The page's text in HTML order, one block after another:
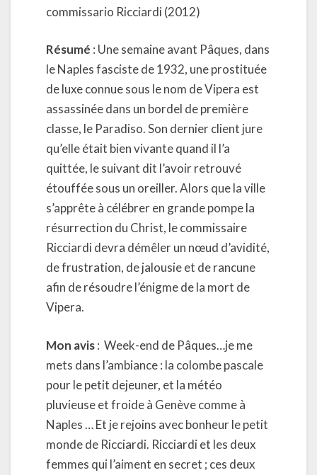
commissario Ricciardi (2012)
Résumé : Une semaine avant Pâques, dans
le Naples fasciste de 1932, une prostituée
de luxe connue sous le nom de Vipera est
assassinée dans un bordel de première
classe, le Paradiso. Son dernier client jure
qu’elle était bien vivante quand il l’a
quittée, le suivant dit l’avoir retrouvé
étouffée sous un oreiller. Alors que la ville
s’apprête à célébrer en grande pompe la
résurrection du Christ, le commissaire
Ricciardi devra démêler un nœud d’avidité,
de frustration, de jalousie et de rancune
afin de résoudre l’énigme de la mort de
Vipera.
Mon avis: Week-end de Pâques…je me
mets dans l’ambiance : la colombe pascale
pour le petit dejeuner, et la météo
pluvieuse et froide à Genève comme à
Naples … Et je rejoins avec bonheur le petit
monde de Ricciardi. Ricciardi et les deux
femmes qui l’aiment en secret ; ces deux